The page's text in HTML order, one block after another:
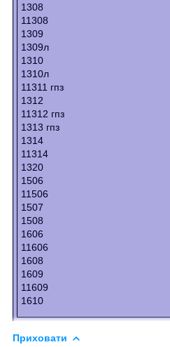
1308
11308
1309
1309л
1310
1310л
11311 гпз
1312
11312 гпз
1313 гпз
1314
11314
1320
1506
11506
1507
1508
1606
11606
1608
1609
11609
1610
Приховати